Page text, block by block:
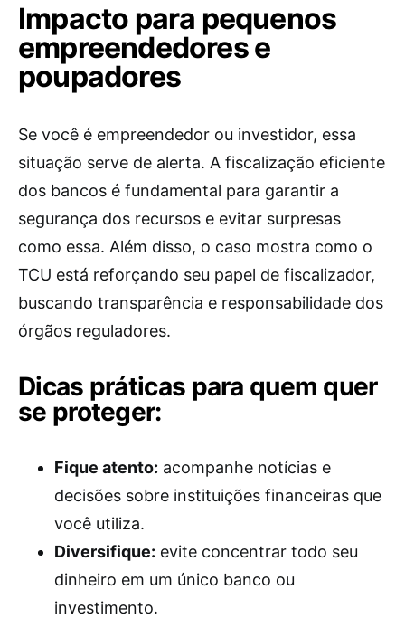
Impacto para pequenos
empreendedores e
poupadores
Se você é empreendedor ou investidor, essa
situação serve de alerta. A fiscalização eficiente
dos bancos é fundamental para garantir a
segurança dos recursos e evitar surpresas
como essa. Além disso, o caso mostra como o
TCU está reforçando seu papel de fiscalizador,
buscando transparência e responsabilidade dos
órgãos reguladores.
Dicas práticas para quem quer
se proteger:
Fique atento: acompanhe notícias e
decisões sobre instituições financeiras que
você utiliza.
Diversifique: evite concentrar todo seu
dinheiro em um único banco ou
investimento.